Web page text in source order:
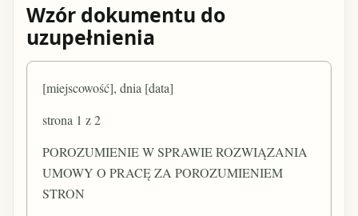
Wzór dokumentu do
uzupełnienia
[miejscowość], dnia [data]
strona 1 z 2
POROZUMIENIE W SPRAWIE ROZWIĄZANIA
UMOWY O PRACĘ ZA POROZUMIENIEM
STRON